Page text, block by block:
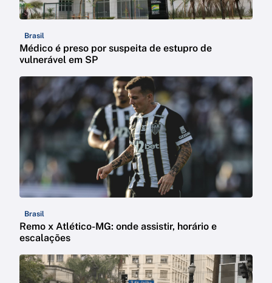
Brasil
Médico é preso por suspeita de estupro de
vulnerável em SP
Brasil
Remo x Atlético-MG: onde assistir, horário e
escalações